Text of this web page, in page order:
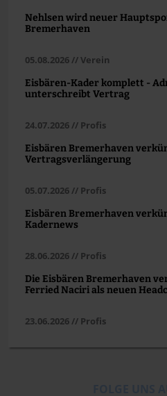
Nehlsen wird neuer
Bremerhaven
05.08.2026 // Verein
Eisbären-Kader komplett -
unterschreibt Vertrag
24.07.2026 // Profis
Eisbären Bremerhaven
Vertragsverlängerung
05.07.2026 // Profis
Eisbären Bremerhaven
Kadernews
28.06.2026 // Profis
Die Eisbären Bremerhaven
Ferried Naciri als neuen
23.06.2026 // Profis